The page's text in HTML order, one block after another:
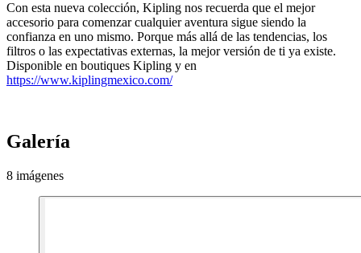
Con esta nueva colección, Kipling nos recuerda que el mejor
accesorio para comenzar cualquier aventura sigue siendo la
confianza en uno mismo. Porque más allá de las tendencias, los
filtros o las expectativas externas, la mejor versión de ti ya existe.
Disponible en boutiques Kipling y en
https://www.kiplingmexico.com/
Galería
8 imágenes